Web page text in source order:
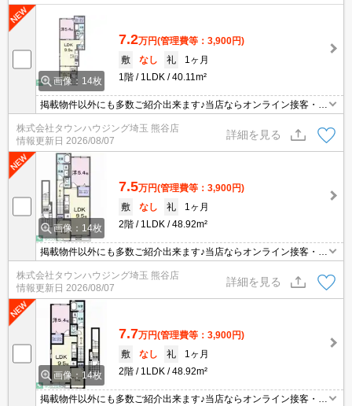
画像：14枚
7.2万円(管理費等：3,900円)
敷
なし 礼
1ヶ月
1階
1LDK 40.11m²
掲載物件以外にも多数ご紹介出来ます♪当店ならオンライン接客・内
見可能です！メールでのお問い合わせの際は、電話番号も記載頂き
ますとスムーズに御対応できます♪
株式会社タウンハウジング埼玉 熊谷店
情報更新日 2026/08/07
詳細を見る
画像：14枚
7.5万円(管理費等：3,900円)
敷
なし 礼
1ヶ月
2階
1LDK 48.92m²
掲載物件以外にも多数ご紹介出来ます♪当店ならオンライン接客・内
見可能です！メールでのお問い合わせの際は、電話番号も記載頂き
ますとスムーズに御対応できます♪
株式会社タウンハウジング埼玉 熊谷店
情報更新日 2026/08/07
詳細を見る
画像：14枚
7.7万円(管理費等：3,900円)
敷
なし 礼
1ヶ月
2階
1LDK 48.92m²
掲載物件以外にも多数ご紹介出来ます♪当店ならオンライン接客・内